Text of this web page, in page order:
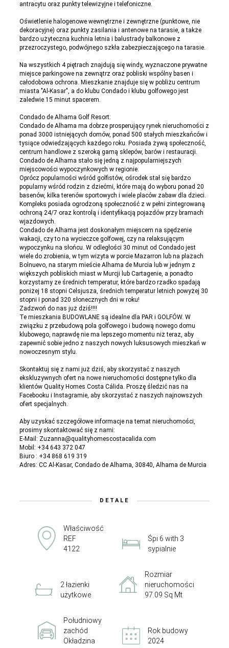
antracytu oraz punkty telewizyjne i telefoniczne.
Oświetlenie halogenowe wewnętrzne i zewnętrzne (punktowe, nie
dekoracyjne) oraz punkty zasilania i antenowe na tarasie, a także
bardzo użyteczna kuchnia letnia i balustrady balkonowe z
przezroczystego, podwójnego szkła zabezpieczającego na tarasie.
Na wszystkich 4 piętrach znajdują się windy, wyznaczone prywatne
miejsce parkingowe na zewnątrz oraz pobliski wspólny basen i
całodobowa ochrona. Mieszkanie znajduje się w pobliżu centrum
miasta "Al-Kasar", a do klubu Condado i klubu golfowego jest
zaledwie 15 minut spacerem.
Condado de Alhama Golf Resort:
Condado de Alhama ma dobrze prosperujący rynek nieruchomości z
ponad 3000 istniejących domów, ponad 500 stałych mieszkańców i
tysiące odwiedzających każdego roku. Posiada żywą społeczność,
centrum handlowe z szeroką gamą sklepów, barów i restauracji.
Condado de Alhama stało się jedną z najpopularniejszych
miejscowości wypoczynkowych w regionie.
Oprócz popularności wśród golfistów, ośrodek stał się bardzo
popularny wśród rodzin z dziećmi, które mają do wyboru ponad 20
basenów, kilka terenów sportowych i wiele placów zabaw dla dzieci.
Kompleks posiada ogrodzoną społeczność z w pełni zintegrowaną
ochroną 24/7 oraz kontrolą i identyfikacją pojazdów przy bramach
wjazdowych.
Condado de Alhama jest doskonałym miejscem na spędzenie
wakacji, czy to na wycieczce golfowej, czy na relaksującym
wypoczynku na słońcu. W odległości 30 minut od Condado jest
wiele do zrobienia, w tym wizyta w porcie Mazarron lub na plażach
Bolnuevo, na starym mieście Alhama de Murcia lub w jednym z
większych pobliskich miast w Murcji lub Cartagenie, a ponadto
korzystamy ze średnich temperatur, które bardzo rzadko spadają
poniżej 18 stopni Celsjusza, średnich temperatur letnich powyżej 30
stopni i ponad 320 słonecznych dni w roku!
Zadzwoń do nas już dziś!!!!
Te mieszkania BUDOWLANE są idealne dla PAR i GOLFÓW. W
związku z przebudową pola golfowego i budową nowego domu
klubowego, naprawdę nie ma lepszego momentu niż teraz, aby
zapewnić sobie jedno z naszych nowych luksusowych mieszkań w
nowoczesnym stylu.
Skontaktuj się z nami już dziś, aby skorzystać z naszych
ekskluzywnych ofert na nowe nieruchomości dostępne tylko dla
klientów Quality Homes Costa Cálida. Proszę śledzić nas na
Facebooku i Instagramie, aby skorzystać z naszych najnowszych
ofert specjalnych.
Aby uzyskać szczegółowe informacje na temat nieruchomości,
prosimy skontaktować się z nami:
E-Mail: Zuzanna@qualityhomescostacalida.com
Mobil: +34 643 372 047
Biuro : +34 868 619 319
Adres: CC Al-Kasar, Condado de Alhama, 30840, Alhama de Murcia
DETALE
Właściwość
REF
4122
Śpi 6 with 3
sypialnie
2 łazienki
użytkowe
Rozmiar
nieruchomości
97.09 Sq Mt
Południowy
zachód
Okładzina
Rok budowy
2024